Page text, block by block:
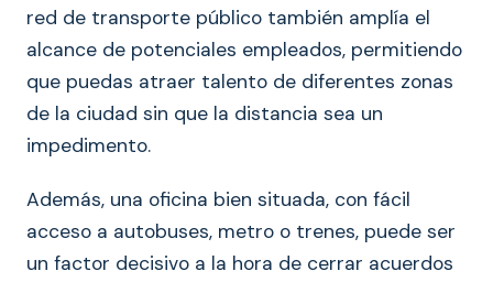
red de transporte público también amplía el
alcance de potenciales empleados, permitiendo
que puedas atraer talento de diferentes zonas
de la ciudad sin que la distancia sea un
impedimento.
Además, una oficina bien situada, con fácil
acceso a autobuses, metro o trenes, puede ser
un factor decisivo a la hora de cerrar acuerdos